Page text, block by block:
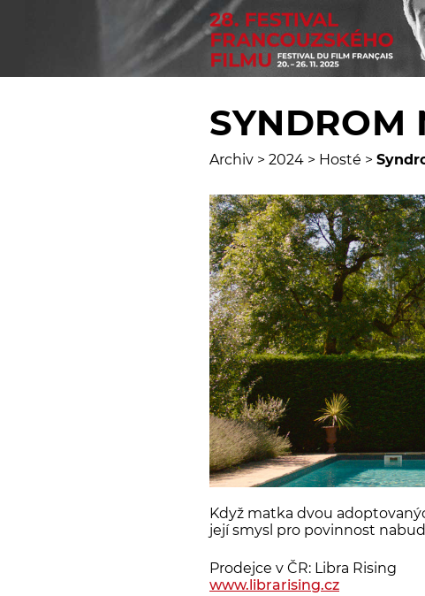
SYNDROM
Archiv > 2024 > Hosté >
Když matka dvou
její smysl pro povinnost
Prodejce v ČR: Libra Rising
www.librarising.cz